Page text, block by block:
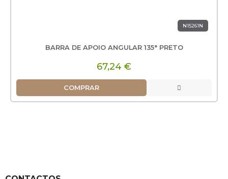
N15261N
BARRA DE APOIO ANGULAR 135° PRETO
67,24 €
COMPRAR